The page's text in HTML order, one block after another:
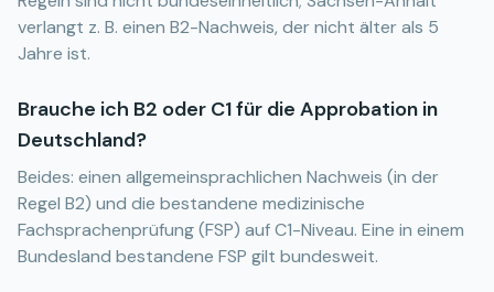
verlangt z. B. einen B2-Nachweis, der nicht älter als 5
Jahre ist.
Brauche ich B2 oder C1 für die Approbation in
Deutschland?
Beides: einen allgemeinsprachlichen Nachweis (in der
Regel B2) und die bestandene medizinische
Fachsprachenprüfung (FSP) auf C1-Niveau. Eine in einem
Bundesland bestandene FSP gilt bundesweit.